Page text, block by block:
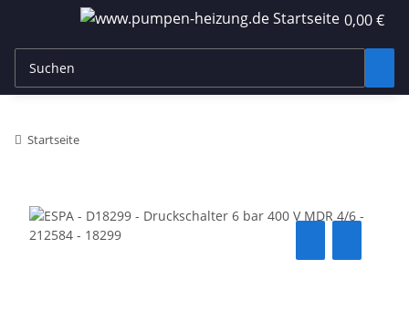
0,00 €
Startseite